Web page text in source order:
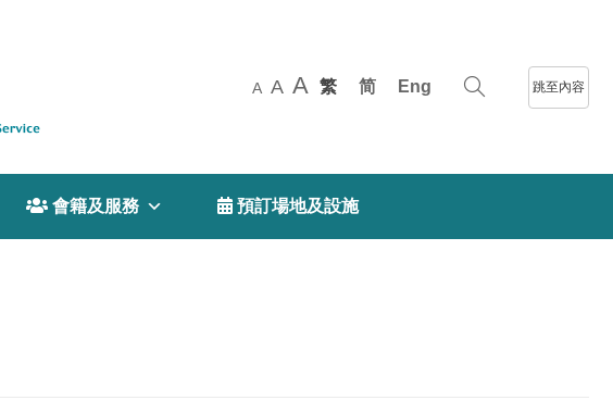
A A A 繁 简 Eng 跳至內容
 會籍及服務  預訂場地及設施